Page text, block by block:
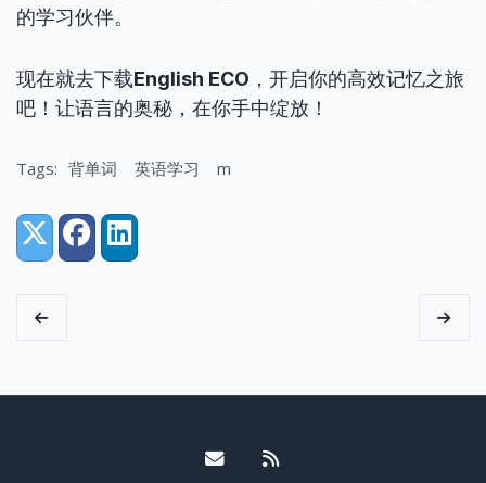
的学习伙伴。
现在就去下载English ECO ，开启你的高效记忆之旅
吧！让语言的奥秘，在你手中绽放！
Tags: 背单词 英语学习 m
Share:
X (Twitter)
FacebookLinkedIn
Email me